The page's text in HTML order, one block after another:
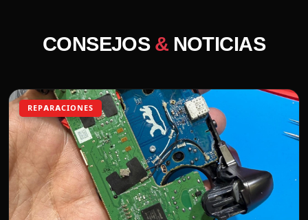
CONSEJOS& NOTICIAS
REPARACIONES